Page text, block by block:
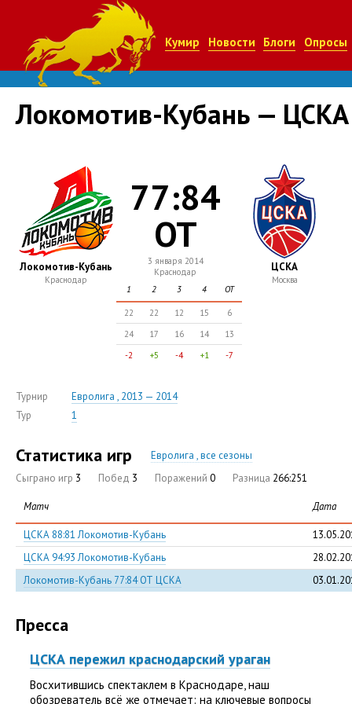
Кумир Новости Блоги Опросы
Локомотив-Кубань — ЦСКА
Локомотив-Кубань
Краснодар
77:84
ОТ
3 января 2014
Краснодар
1
2 3 4 ОТ
22 22 12 15
6
24
17 16 14
13
-2
+5 -4 +1 -7
ЦСКА
Москва
Турнир
Евролига , 2013 — 2014
Тур
1
Статистика игр
Евролига , все сезоны
Сыграно игр 3 Побед 3 Поражений 0 Разница 266:251
Матч Дата
ЦСКА 88:81 Локомотив-Кубань
ЦСКА 94:93 Локомотив-Кубань
Локомотив-Кубань 77:84 ОТ ЦСКА
Пресса
ЦСКА пережил краснодарский ураган
Восхитившись спектаклем в Краснодаре, наш
обозреватель всё же отмечает: на ключевые вопросы